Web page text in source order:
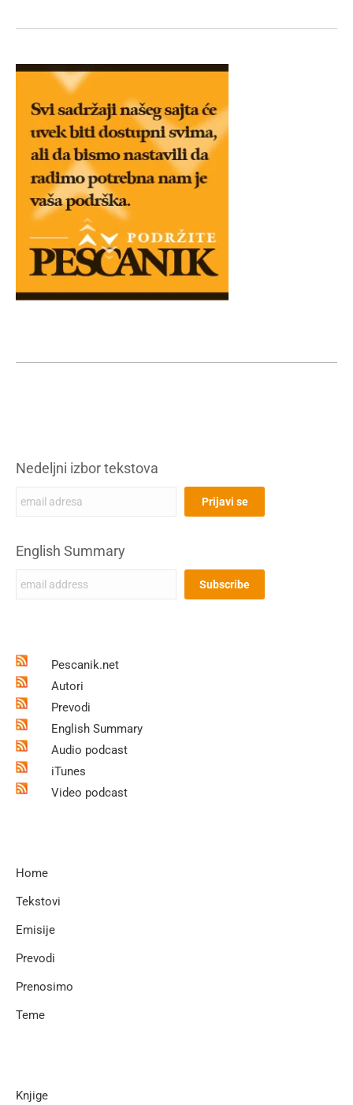
Nedeljni izbor tekstova
English Summary
Pescanik.net
Autori
Prevodi
English Summary
Audio podcast
iTunes
Video podcast
Home
Tekstovi
Emisije
Prevodi
Prenosimo
Teme
Knjige